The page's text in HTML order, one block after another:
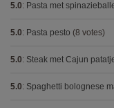
5.0: Pasta met
5.0: Pasta pesto (8 votes)
5.0: Steak met Cajun
5.0: Spaghetti bolognese